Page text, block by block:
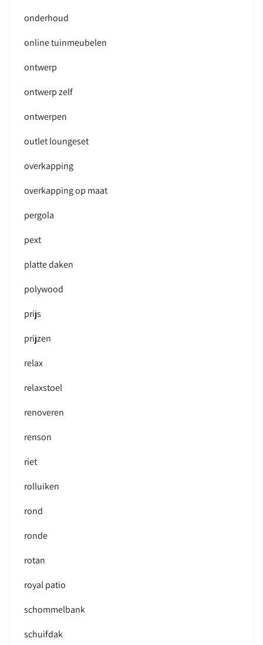
onderhoud
online tuinmeubelen
ontwerp
ontwerp zelf
ontwerpen
outlet loungeset
overkapping
overkapping op maat
pergola
pext
platte daken
polywood
prijs
prijzen
relax
relaxstoel
renoveren
renson
riet
rolluiken
rond
ronde
rotan
royal patio
schommelbank
schuifdak